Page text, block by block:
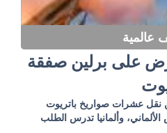
على برلين صفقة
نقل عشرات صواريخ باتريوت
وألمانيا تدرس الطلب